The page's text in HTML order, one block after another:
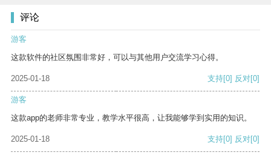
评论
游客
这款软件的社区氛围非常好，可以与其他用户交流学习心得。
2025-01-18 支持[0] 反对[0]
游客
这款app的老师非常专业，教学水平很高，让我能够学到实用的知识。
2025-01-18 支持[0] 反对[0]